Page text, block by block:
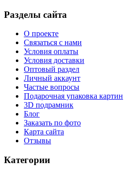
Разделы сайта
О проекте
Связаться с нами
Условия оплаты
Условия доставки
Оптовый раздел
Личный аккаунт
Частые вопросы
Подарочная упаковка картин
3D подрамник
Блог
Заказать по фото
Карта сайта
Отзывы
Категории